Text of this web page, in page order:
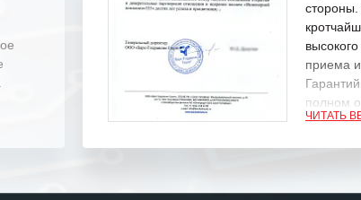
приема и
полном
ЧИТАТЬ